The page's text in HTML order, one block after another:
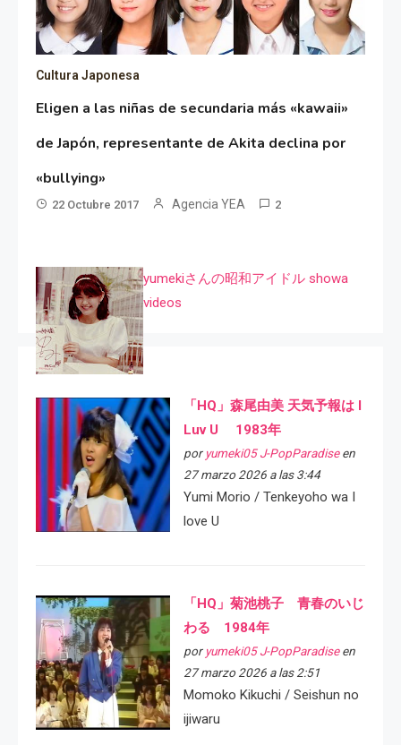
Cultura Japonesa
Eligen a las niñas de secundaria más «kawaii»
de Japón, representante de Akita declina por
«bullying»
22 Octubre 2017 Agencia YEA 2
yumekiさんの昭和アイドル showa
videos
「HQ」森尾由美 天気予報は I
Luv U 1983年
por yumeki05 J-PopParadiseen
27 marzo 2026 a las 3:44
Yumi Morio / Tenkeyoho wa I
love U
「HQ」菊池桃子 青春のいじ
わる 1984年
por yumeki05 J-PopParadiseen
27 marzo 2026 a las 2:51
Momoko Kikuchi / Seishun no
ijiwaru